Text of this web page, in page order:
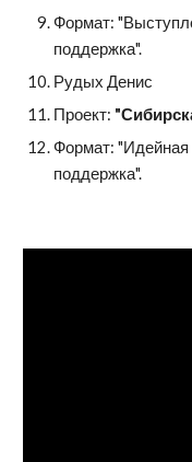
Формат:
поддержка".
Рудых Денис
Проект:
Формат: "Идейная
поддержка".